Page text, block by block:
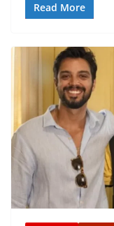
Read More